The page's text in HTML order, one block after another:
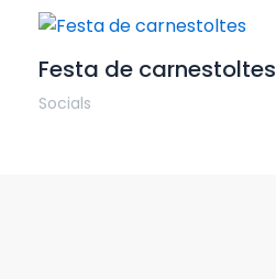
Festa de carnestoltes
Socials